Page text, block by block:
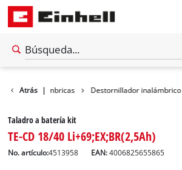
Atrás |
inalámbricas Destornillador inalámbrico
Taladro a batería kit
TE-CD 18/40 Li+69;EX;BR(2,5Ah)
No. artículo:4513958 EAN:4006825655865